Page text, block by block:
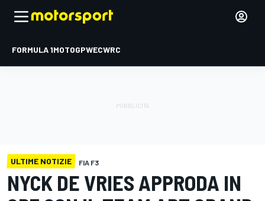
FORMULA 1MOTOGPWECWRC
ULTIME NOTIZIE FIA F3
NYCK DE VRIES APPRODA IN